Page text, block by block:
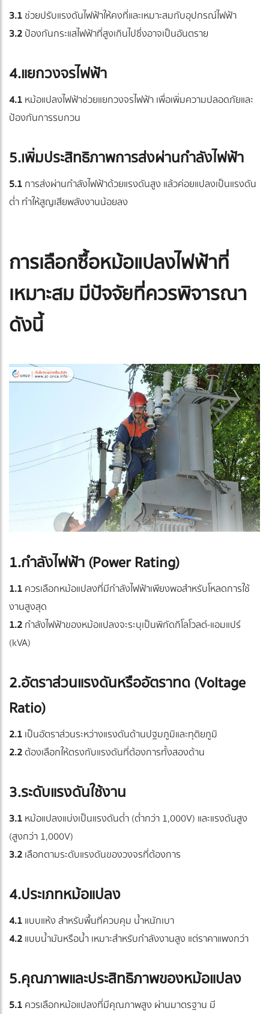
3.1ช่วยปรับแรงดันไฟฟ้าให้คงที่และเหมาะสมกับอุปกรณ์ไฟฟ้า
3.2ป้องกันกระแสไฟฟ้าที่สูงเกินไปซึ่งอาจเป็นอันตราย
4.แยกวงจรไฟฟ้า
4.1หม้อแปลงไฟฟ้าช่วยแยกวงจรไฟฟ้า เพื่อเพิ่มความปลอดภัยและ
ป้องกันการรบกวน
5.เพิ่มประสิทธิภาพการส่งผ่านกำลังไฟฟ้า
5.1การส่งผ่านกำลังไฟฟ้าด้วยแรงดันสูง แล้วค่อยแปลงเป็นแรงดัน
ต่ำ ทำให้สูญเสียพลังงานน้อยลง
การเลือกซื้อหม้อแปลงไฟฟ้าที่
เหมาะสม มีปัจจัยที่ควรพิจารณา
ดังนี้
1.กำลังไฟฟ้า (Power Rating)
1.1ควรเลือกหม้อแปลงที่มีกำลังไฟฟ้าเพียงพอสำหรับโหลดการใช้
งานสูงสุด
1.2กำลังไฟฟ้าของหม้อแปลงจะระบุเป็นพิกัดกิโลโวลต์-แอมแปร์
(kVA)
2.อัตราส่วนแรงดันหรืออัตราทด (Voltage
Ratio)
2.1เป็นอัตราส่วนระหว่างแรงดันด้านปฐมภูมิและทุติยภูมิ
2.2ต้องเลือกให้ตรงกับแรงดันที่ต้องการทั้งสองด้าน
3.ระดับแรงดันใช้งาน
3.1หม้อแปลงแบ่งเป็นแรงดันต่ำ (ต่ำกว่า 1,000V) และแรงดันสูง
(สูงกว่า 1,000V)
3.2เลือกตามระดับแรงดันของวงจรที่ต้องการ
4.ประเภทหม้อแปลง
4.1แบบแห้ง สำหรับพื้นที่ควบคุม น้ำหนักเบา
4.2แบบน้ำมันหรือน้ำ เหมาะสำหรับกำลังงานสูง แต่ราคาแพงกว่า
5.คุณภาพและประสิทธิภาพของหม้อแปลง
5.1ควรเลือกหม้อแปลงที่มีคุณภาพสูง ผ่านมาตรฐาน มี